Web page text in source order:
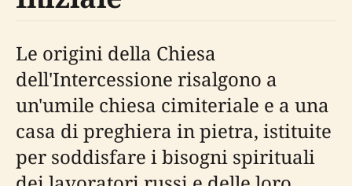
Le origini della Chiesa
dell'Intercessione risalgono a
un'umile chiesa cimiteriale e a una
casa di preghiera in pietra, istituite
per soddisfare i bisogni spirituali